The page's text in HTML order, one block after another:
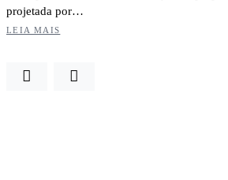
projetada por…
LEIA MAIS